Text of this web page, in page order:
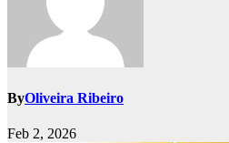
ByOliveira Ribeiro
Feb 2, 2026